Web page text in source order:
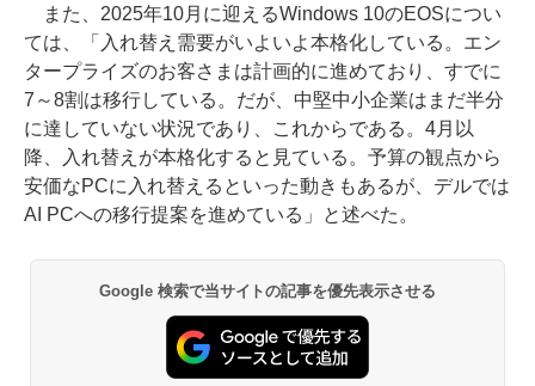
また、2025年10月に迎えるWindows 10のEOSについ
ては、「入れ替え需要がいよいよ本格化している。エン
タープライズのお客さまは計画的に進めており、すでに
7～8割は移行している。だが、中堅中小企業はまだ半分
に達していない状況であり、これからである。4月以
降、入れ替えが本格化すると見ている。予算の観点から
安価なPCに入れ替えるといった動きもあるが、デルでは
AI PCへの移行提案を進めている」と述べた。
Google 検索で当サイトの記事を優先表示させる